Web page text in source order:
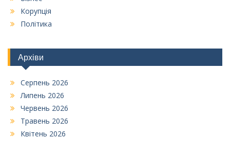
Корупція
Політика
Архіви
Серпень 2026
Липень 2026
Червень 2026
Травень 2026
Квітень 2026